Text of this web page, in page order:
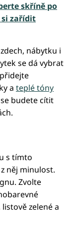
skříně po
si zařídit
nábytku i
se dá vybrat
a teplé tóny
budete cítit
s tímto
něj minulost.
Zvolte
zelené a